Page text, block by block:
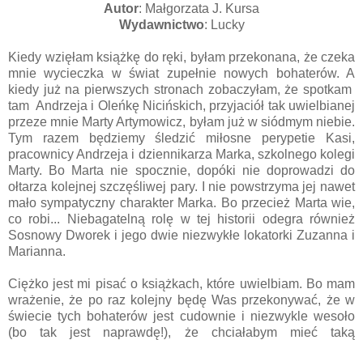
Autor: Małgorzata J. Kursa
Wydawnictwo: Lucky
Kiedy wzięłam książkę do ręki, byłam przekonana, że czeka
mnie wycieczka w świat zupełnie nowych bohaterów. A
kiedy już na pierwszych stronach zobaczyłam, że spotkam
tam Andrzeja i Oleńkę Nicińskich, przyjaciół tak uwielbianej
przeze mnie Marty Artymowicz, byłam już w siódmym niebie.
Tym razem będziemy śledzić miłosne perypetie Kasi,
pracownicy Andrzeja i dziennikarza Marka, szkolnego kolegi
Marty. Bo Marta nie spocznie, dopóki nie doprowadzi do
ołtarza kolejnej szczęśliwej pary. I nie powstrzyma jej nawet
mało sympatyczny charakter Marka. Bo przecież Marta wie,
co robi... Niebagatelną rolę w tej historii odegra również
Sosnowy Dworek i jego dwie niezwykłe lokatorki Zuzanna i
Marianna.
Ciężko jest mi pisać o książkach, które uwielbiam. Bo mam
wrażenie, że po raz kolejny będę Was przekonywać, że w
świecie tych bohaterów jest cudownie i niezwykle wesoło
(bo tak jest naprawdę!), że chciałabym mieć taką